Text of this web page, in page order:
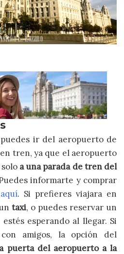
ir del aeropuerto de
tren, ya que el aeropuerto
a una parada de tren del
informarte y comprar
aquí. Si prefieres viajara en
taxi, o puedes reservar un
esperando al llegar. Si
amigos, la opción del
puerta del aeropuerto a la